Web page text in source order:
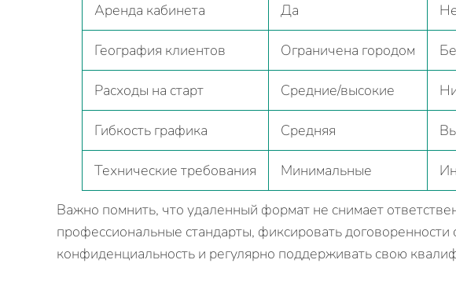
Аренда кабинета Да
География клиентов Ограничена городом
Расходы на старт Средние/высокие
Гибкость графика Средняя
Технические требования Минимальные
Важно помнить, что удаленный формат не снимает
профессиональные стандарты, фиксировать договоренности
конфиденциальность и регулярно поддерживать свою